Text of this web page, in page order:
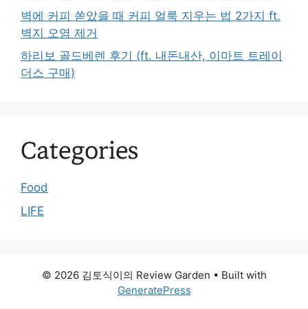
벽에 커피 쏟았을 때 커피 얼룩 지우는 법 2가지 ft.
벽지 오염 제거
하리보 골드베렌 후기 (ft. 내돈내산, 이마트 트레이
더스 구매)
Categories
Food
LIFE
© 2026 김토식이의 Review Garden • Built with
GeneratePress